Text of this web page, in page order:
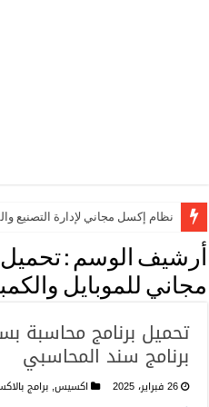
نظام إكسل مجاني لإدارة التصنيع
أرشيف الوسم :
مجاني للموبايل
تحميل برنامج محاسبة
برنامج سند المحاسبي
26 فبراير، 2025 اكسيس, برامج